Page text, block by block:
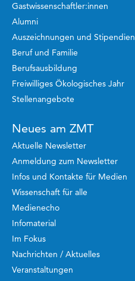
Gastwissenschaftler:innen
Alumni
Auszeichnungen und Stipendien
Beruf und Familie
Berufsausbildung
Freiwilliges Ökologisches Jahr
Stellenangebote
Neues am ZMT
Aktuelle Newsletter
Anmeldung zum Newsletter
Infos und Kontakte für Medien
Wissenschaft für alle
Medienecho
Infomaterial
Im Fokus
Nachrichten / Aktuelles
Veranstaltungen